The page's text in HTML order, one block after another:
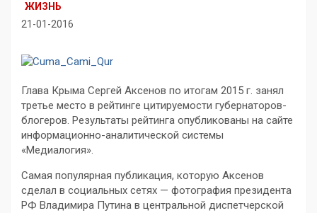
ЖИЗНЬ
21-01-2016
Глава Крыма Сергей Аксенов по итогам 2015 г. занял
третье место в рейтинге цитируемости губернаторов-
блогеров. Результаты рейтинга опубликованы на сайте
информационно-аналитической системы
«Медиалогия».
Самая популярная публикация, которую Аксенов
сделал в социальных сетях — фотография президента
РФ Владимира Путина в центральной диспетчерской